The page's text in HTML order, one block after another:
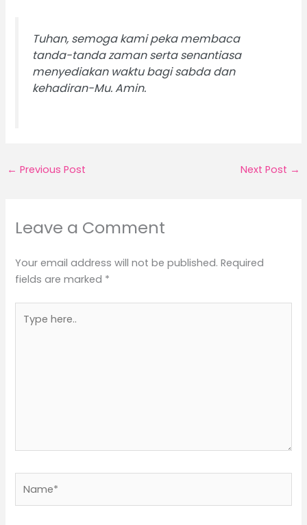
Tuhan, semoga kami peka membaca
tanda-tanda zaman serta senantiasa
menyediakan waktu bagi sabda dan
kehadiran-Mu. Amin.
← Previous Post Next Post →
Leave a Comment
Your email address will not be published. Required
fields are marked *
here..